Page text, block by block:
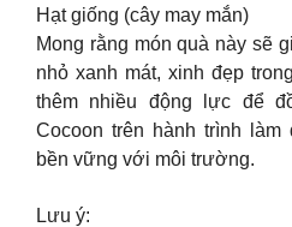
Hạt giống (cây may mắn)
Mong rằng món quà này sẽ
nhỏ xanh mát, xinh đẹp
thêm nhiều động lực để
Cocoon trên hành trình làm
bền vững với môi trường.
Lưu ý: